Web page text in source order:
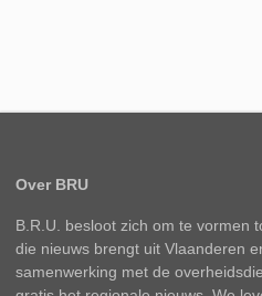
Over BRU
B.R.U. besloot zich om te vormen
die nieuws brengt uit Vlaanderen
samenwerking met de